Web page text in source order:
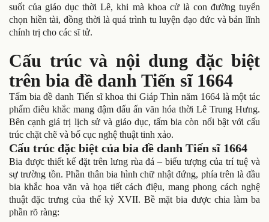
suốt của giáo dục thời Lê, khi mà khoa cử là con đường tuyển
chọn hiền tài, đồng thời là quá trình tu luyện đạo đức và bản lĩnh
chính trị cho các sĩ tử.
Cấu trúc và nội dung đặc biệt
trên bia đề danh Tiến sĩ 1664
Tấm bia đề danh Tiến sĩ khoa thi Giáp Thìn năm 1664 là một tác
phẩm điêu khắc mang đậm dấu ấn văn hóa thời Lê Trung Hưng.
Bên cạnh giá trị lịch sử và giáo dục, tấm bia còn nổi bật với cấu
trúc chặt chẽ và bố cục nghệ thuật tinh xảo.
Cấu trúc đặc biệt của bia đề danh Tiến sĩ 1664
Bia được thiết kế đặt trên lưng rùa đá – biểu tượng của trí tuệ và
sự trường tồn. Phần thân bia hình chữ nhật đứng, phía trên là đầu
bia khắc hoa văn và họa tiết cách điệu, mang phong cách nghệ
thuật đặc trưng của thế kỷ XVII. Bề mặt bia được chia làm ba
phần rõ ràng: